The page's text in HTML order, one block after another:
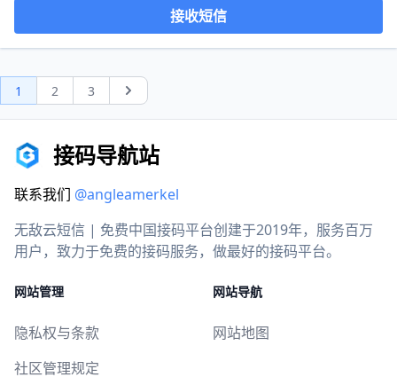
接收短信
1 2 3 Next
接码导航站
联系我们 @angleamerkel
无敌云短信 | 免费中国接码平台创建于2019年，服务百万
用户，致力于免费的接码服务，做最好的接码平台。
网站管理
隐私权与条款
社区管理规定
网站导航
网站地图